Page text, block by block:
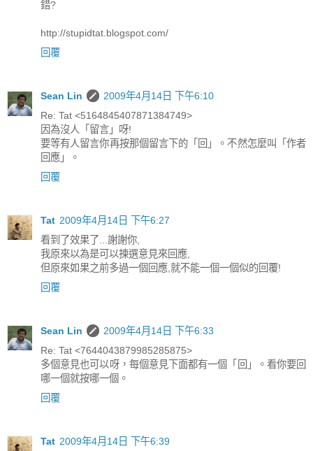
錯?
http://stupidtat.blogspot.com/
回覆
Sean Lin
2009年4月14日 下午6:10
Re: Tat <5164845407871384749>
因為沒人「留言」呀!
要等有人留言你再按那個留言下的「回」。不然怎麼叫「作者
回應」。
回覆
Tat 2009年4月14日 下午6:27
看到了效果了...謝謝你,
我原來以為是可以揀選意見來回應,
但原來如果之前多過一個回應,就不能一個一個似的回覆!
回覆
Sean Lin
2009年4月14日 下午6:33
Re: Tat <7644043879985285875>
多個意見也可以呀，每個意見下面都有一個「回」。看你要回
哪一個就按哪一個。
回覆
Tat 2009年4月14日 下午6:39